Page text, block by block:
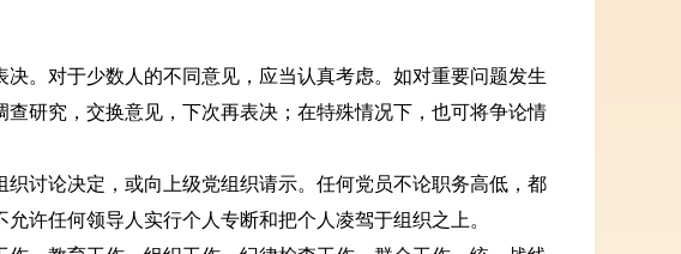
对于少数人的不同意见，应当认真考虑。如对重要问题发生
研究，交换意见，下次再表决；在特殊情况下，也可将争论情
讨论决定，或向上级党组织请示。任何党员不论职务高低，都
许任何领导人实行个人专断和把个人凌驾于组织之上。